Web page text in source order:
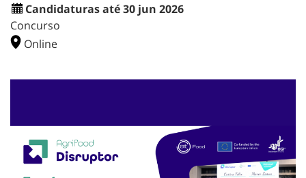
Candidaturas até 30 jun 2026
Concurso
Online